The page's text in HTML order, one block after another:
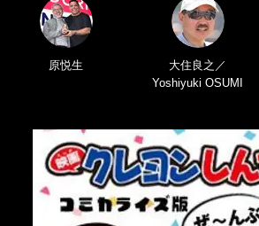
原悦生
大住良之／
Yoshiyuki OSUMI